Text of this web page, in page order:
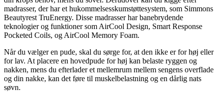
madrasser, der har et hukommelsesskumstøttesystem, som Simmons
Beautyrest TruEnergy. Disse madrasser har banebrydende
teknologier og funktioner som AirCool Design, Smart Response
Pocketed Coils, og AirCool Memory Foam.
Når du vælger en pude, skal du sørge for, at den ikke er for høj eller
for lav. At placere en hovedpude for høj kan belaste ryggen og
nakken, mens du efterlader et mellemrum mellem sengens overflade
og din nakke, kan det føre til muskelbelastning og en dårlig nats
søvn.